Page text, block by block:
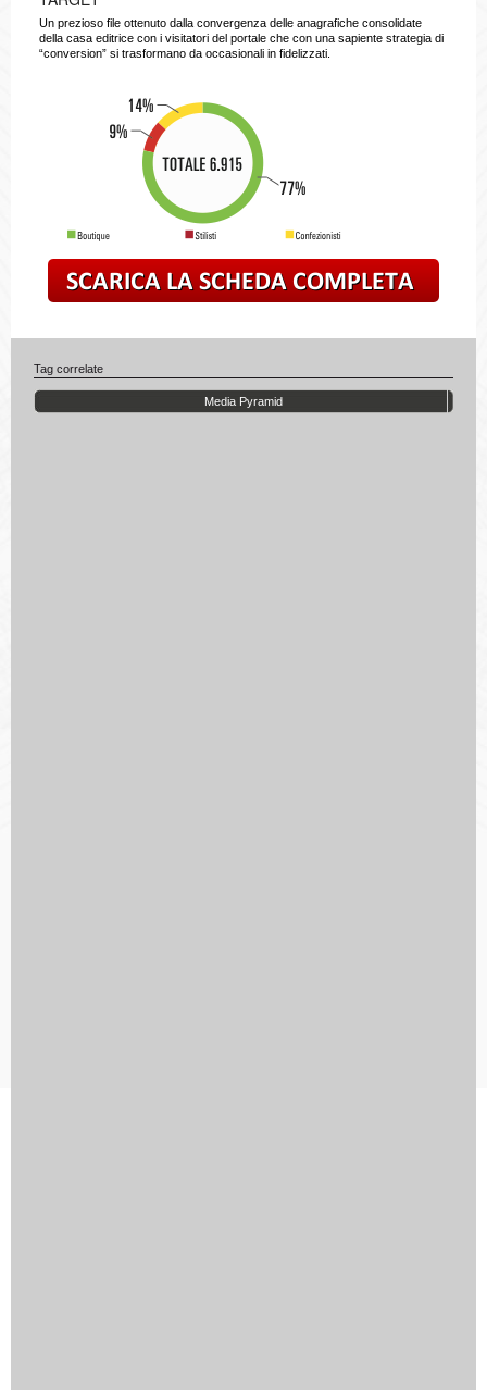
Un prezioso file ottenuto dalla convergenza delle anagrafiche consolidate
della casa editrice con i visitatori del portale che con una sapiente strategia di
“conversion” si trasformano da occasionali in fidelizzati.
Tag correlate
Media Pyramid